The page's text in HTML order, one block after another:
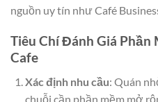
nguồn uy tín như Café
Tiêu Chí Đánh Giá Phần
Cafe
Xác định nhu cầu: Quán
chuỗi cần phần mềm mở